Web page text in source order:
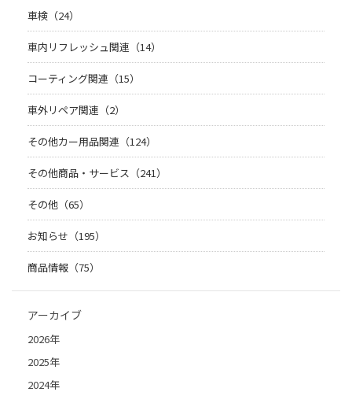
車検（24）
車内リフレッシュ関連（14）
コーティング関連（15）
車外リペア関連（2）
その他カー用品関連（124）
その他商品・サービス（241）
その他（65）
お知らせ（195）
商品情報（75）
アーカイブ
2026年
2025年
2024年